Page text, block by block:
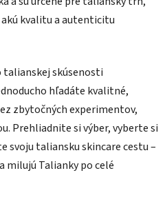
kvalitu a autenticitu
talianskej skúsenosti
hľadáte kvalitné,
zbytočných experimentov,
Prehliadnite si výber, vyberte si
svoju taliansku skincare cestu –
milujú Talianky po celé